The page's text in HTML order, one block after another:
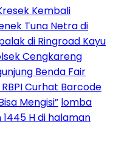
Kembali
Tuna Netra di
di Ringroad Kayu
Cengkareng
Benda Fair
Curhat Barcode
Mengisi” lomba
H di halaman